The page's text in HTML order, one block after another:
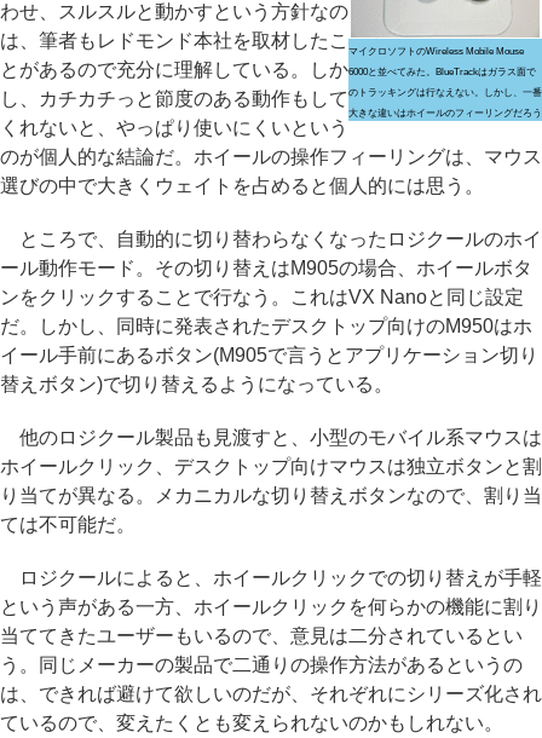
マイクロソフトのWireless Mobile Mouse
6000と並べてみた。BlueTrackはガラス面で
のトラッキングは行なえない。しかし、一番
大きな違いはホイールのフィーリングだろう
わせ、スルスルと動かすという方針なの
は、筆者もレドモンド本社を取材したこ
とがあるので充分に理解している。しか
し、カチカチっと節度のある動作もして
くれないと、やっぱり使いにくいという
のが個人的な結論だ。ホイールの操作フィーリングは、マウス
選びの中で大きくウェイトを占めると個人的には思う。
ところで、自動的に切り替わらなくなったロジクールのホイ
ール動作モード。その切り替えはM905の場合、ホイールボタ
ンをクリックすることで行なう。これはVX Nanoと同じ設定
だ。しかし、同時に発表されたデスクトップ向けのM950はホ
イール手前にあるボタン(M905で言うとアプリケーション切り
替えボタン)で切り替えるようになっている。
他のロジクール製品も見渡すと、小型のモバイル系マウスは
ホイールクリック、デスクトップ向けマウスは独立ボタンと割
り当てが異なる。メカニカルな切り替えボタンなので、割り当
ては不可能だ。
ロジクールによると、ホイールクリックでの切り替えが手軽
という声がある一方、ホイールクリックを何らかの機能に割り
当ててきたユーザーもいるので、意見は二分されているとい
う。同じメーカーの製品で二通りの操作方法があるというの
は、できれば避けて欲しいのだが、それぞれにシリーズ化され
ているので、変えたくとも変えられないのかもしれない。